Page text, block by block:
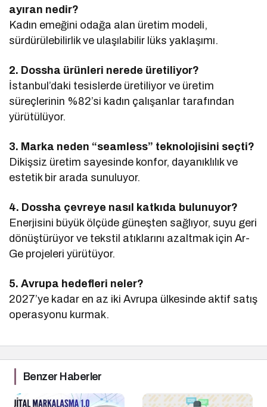
ayıran nedir?
Kadın emeğini odağa alan üretim modeli,
sürdürülebilirlik ve ulaşılabilir lüks yaklaşımı.
2. Dossha ürünleri nerede üretiliyor?
İstanbul’daki tesislerde üretiliyor ve üretim
süreçlerinin %82’si kadın çalışanlar tarafından
yürütülüyor.
3. Marka neden “seamless” teknolojisini seçti?
Dikişsiz üretim sayesinde konfor, dayanıklılık ve
estetik bir arada sunuluyor.
4. Dossha çevreye nasıl katkıda bulunuyor?
Enerjisini büyük ölçüde güneşten sağlıyor, suyu geri
dönüştürüyor ve tekstil atıklarını azaltmak için Ar-
Ge projeleri yürütüyor.
5. Avrupa hedefleri neler?
2027’ye kadar en az iki Avrupa ülkesinde aktif satış
operasyonu kurmak.
Benzer Haberler